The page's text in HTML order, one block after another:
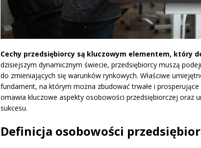
Cechy przedsiębiorcy są kluczowym elementem, który
dzisiejszym dynamicznym świecie, przedsiębiorcy muszą
do zmieniających się warunków rynkowych. Właściwe
fundament, na którym można zbudować trwałe i
omawia kluczowe aspekty osobowości przedsiębiorczej oraz
sukcesu.
Definicja osobowości